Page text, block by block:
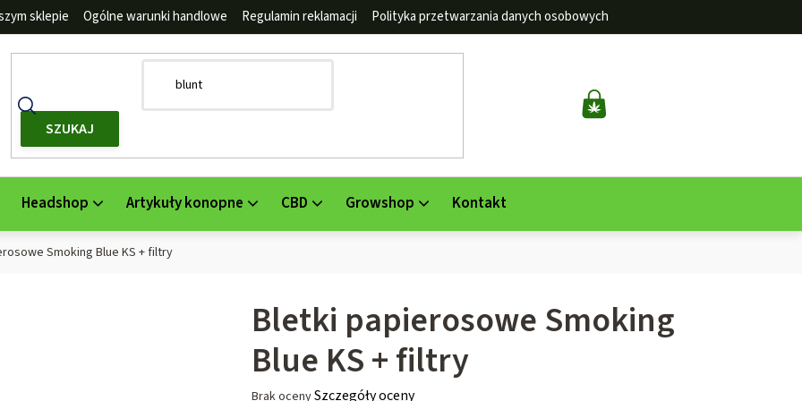
sklepie Ogólne warunki handlowe Regulamin reklamacji Polityka przetwarzania danych osobowych
SZUKAJ KOSZYK
Headshop Artykuły konopne CBD Growshop Kontakt
Smoking Blue KS + filtry
Bletki papierosowe Smoking
Blue KS + filtry
Średnia
Brak ocenySzczegóły oceny